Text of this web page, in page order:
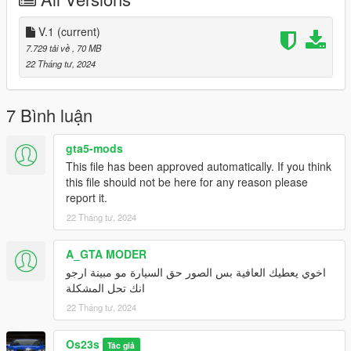
انوار مطابقة للواقع -
يدين اللاعب موزونه على الطارة -
يوجد تعديل للموتر نياكل تحصله عند الميكانيكي -
ليفيري على الموتر -
تمبلت للموتر موجود في الملف -
- HQ exterior
- Real lights
- 5 and 4 Log rims
V.1 (current)
7.729 tải về
, 70 MB
22 Tháng tư, 2024
7 Bình luận
gta5-mods
This file has been approved automatically. If you think
this file should not be here for any reason please
report it.
22 Tháng tư, 2024
A_GTA MODER
اخوي يعطيك العافية بس الصور حق السيارة مو مبينة ارجو
انك تحل المشكلة
22 Tháng tư, 2024
Os23s Tác giả